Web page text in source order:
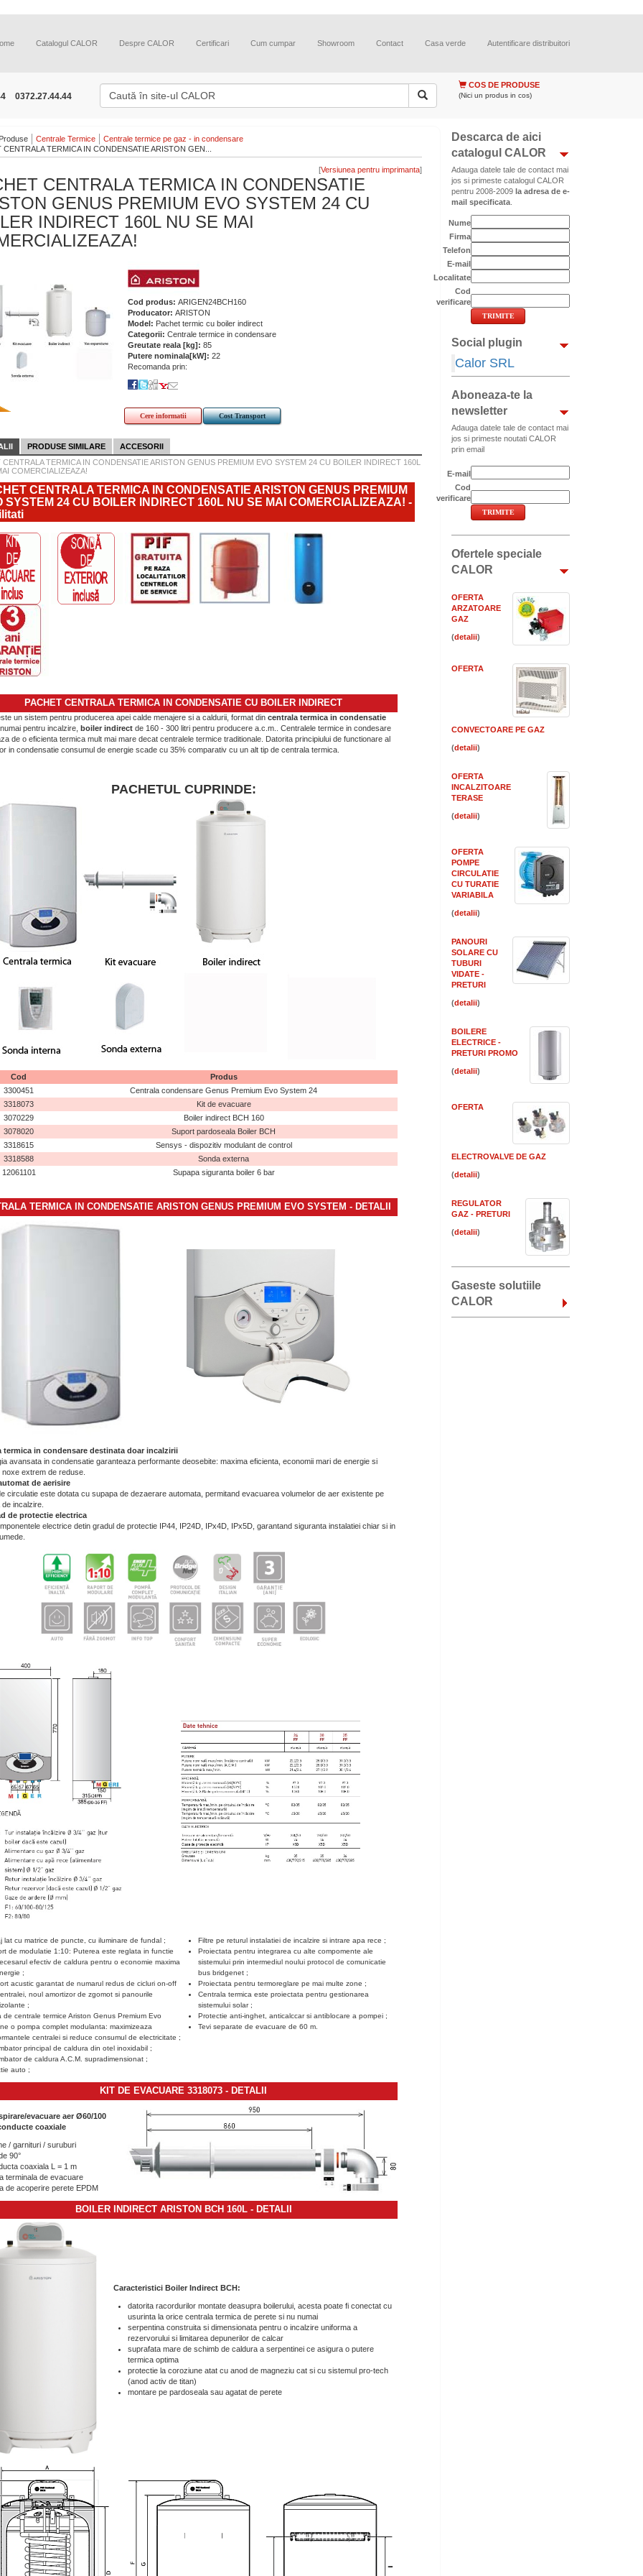
Catalogul CALOR Despre CALOR Certificari Cum cumpar Showroom Contact Casa verde Autentificare distribuitori
0372.27.44.44
COS DE PRODUSE
(Nici un produs in cos)
Produse Centrale Termice
Centrale termice pe gaz - in condensare
CENTRALA TERMICA IN CONDENSATIE ARISTON GEN...
[ ]
CENTRALA TERMICA IN CONDENSATIE
GENUS PREMIUM EVO SYSTEM 24 CU
INDIRECT 160L NU SE MAI
Cod produs: ARIGEN24BCH160
Producator: ARISTON
Model: Pachet termic cu boiler indirect
Categorii: Centrale termice in condensare
Greutate reala [kg]: 85
Putere nominala[kW]: 22
Recomanda prin:
Cere informatii Cost Transport
PRODUSE SIMILARE
ACCESORII
CENTRALA TERMICA IN CONDENSATIE ARISTON GENUS PREMIUM EVO SYSTEM 24 CU BOILER INDIRECT 160L
COMERCIALIZEAZA!
CENTRALA TERMICA IN CONDENSATIE ARISTON GENUS PREMIUM
SYSTEM 24 CU BOILER INDIRECT 160L NU SE MAI COMERCIALIZEAZA! -
PACHET CENTRALA TERMICA IN CONDENSATIE CU BOILER INDIRECT
un sistem pentru producerea apei calde menajere si a caldurii, format din centrala termica in condensatie
numai pentru incalzire, boiler indirectde 160 - 300 litri pentru producere a.c.m.
. Centralele termice in condesare
de o eficienta termica mult mai mare decat centralele termice traditionale. Datorita principiului de functionare al
in condensatie consumul de energie scade cu 35% comparativ cu un alt tip de centrala termica.
PACHETUL CUPRINDE:
Cod
Produs
3300451
Centrala condensare Genus Premium Evo System 24
3318073
Kit de evacuare
3070229
Boiler indirect BCH 160
3078020
Suport pardoseala Boiler BCH
3318615
Sensys - dispozitiv modulant de control
3318588
Sonda externa
12061101 Supapa siguranta boiler 6 bar
TERMICA IN CONDENSATIE ARISTON GENUS PREMIUM EVO SYSTEM - DETALII
termica in condensare destinata doar incalzirii
avansata in condensatie garanteaza performante deosebite: maxima eficienta, economii mari de energie si
noxe extrem de reduse.
de aerisire
circulatie este dotata cu supapa de dezaerare automata, permitand evacuarea volumelor de aer existente pe
incalzire.
de protectie electrica
electrice detin gradul de protectie IP44, IP24D, IPx4D, IPx5D, garantand siguranta instalatiei chiar si in
lat cu matrice de puncte, cu iluminare de fundal ;
de modulatie 1:10: Puterea este reglata in functie
efectiv de caldura pentru o economie maxima
;
acustic garantat de numarul redus de cicluri on-off
noul amortizor de zgomot si panourile
;
de centrale termice Ariston Genus Premium Evo
o pompa complet modulanta: maximizeaza
centralei si reduce consumul de electricitate ;
principal de caldura din otel inoxidabil ;
de caldura A.C.M. supradimensionat ;
auto ;
Filtre pe returul instalatiei de incalzire si intrare apa rece ;
Proiectata pentru integrarea cu alte compomente ale
sistemului prin intermediul noului protocol de comunicatie
bus bridgenet ;
Proiectata pentru termoreglare pe mai multe zone ;
Centrala termica este proiectata pentru gestionarea
sistemului solar ;
Protectie anti-inghet, anticalccar si antiblocare a pompei ;
Tevi separate de evacuare de 60 m.
KIT DE EVACUARE 3318073 - DETALII
evacuare aer Ø60/100
coaxiale
/ garnituri / suruburi
90°
coaxiala L = 1 m
terminala de evacuare
de acoperire perete EPDM
BOILER INDIRECT ARISTON BCH 160L- DETALII
Caracteristici Boiler Indirect BCH:
datorita racordurilor montate deasupra boilerului, acesta poate fi conectat cu
usurinta la orice centrala termica de perete si nu numai
serpentina construita si dimensionata pentru o incalzire uniforma a
rezervorului si limitarea depunerilor de calcar
suprafata mare de schimb de caldura a serpentinei ce asigura o putere
termica optima
protectie la coroziune atat cu anod de magneziu cat si cu sistemul pro-tech
(anod activ de titan)
montare pe pardoseala sau agatat de perete
Descarca de aici
catalogul CALOR
Adauga datele tale de contact mai
jos si primeste catalogul CALOR
pentru 2008-2009 la adresa de e-
mail specificata
Nume
Firma
Telefon
E-mail
Localitate
Cod
verificare
Social plugin
Calor SRL
Aboneaza-te la
newsletter
Adauga datele tale de contact mai
jos si primeste noutati CALOR
prin email
E-mail
Cod
verificare
Ofertele speciale
CALOR
OFERTA
ARZATOARE
GAZ
( )
OFERTA
CONVECTOARE PE GAZ
( )
OFERTA
INCALZITOARE
TERASE
( )
OFERTA
POMPE
CIRCULATIE
CU TURATIE
VARIABILA
( )
PANOURI
SOLARE CU
TUBURI
VIDATE -
PRETURI
( )
BOILERE
ELECTRICE -
PRETURI PROMO
( )
OFERTA
ELECTROVALVE DE GAZ
( )
REGULATOR
GAZ - PRETURI
( )
Gaseste solutiile
CALOR